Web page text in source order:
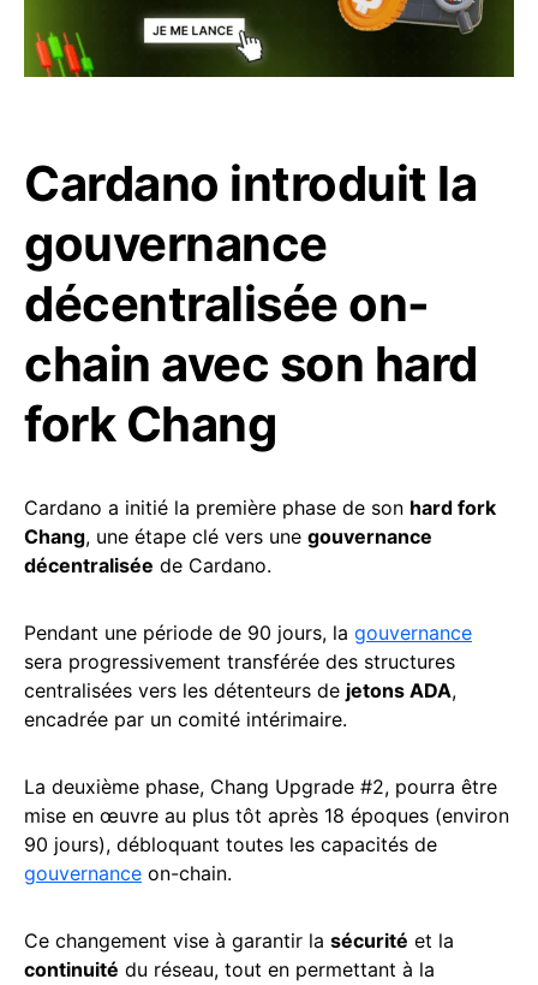
Cardano introduit la
gouvernance
décentralisée on-
chain avec son hard
fork Chang
Cardano a initié la première phase de son hard fork
Chang, une étape clé vers une gouvernance
décentralisée de Cardano.
Pendant une période de 90 jours, la gouvernance
sera progressivement transférée des structures
centralisées vers les détenteurs de jetons ADA,
encadrée par un comité intérimaire.
La deuxième phase, Chang Upgrade #2, pourra être
mise en œuvre au plus tôt après 18 époques (environ
90 jours), débloquant toutes les capacités de
gouvernance on-chain.
Ce changement vise à garantir la sécurité et la
continuité du réseau, tout en permettant à la